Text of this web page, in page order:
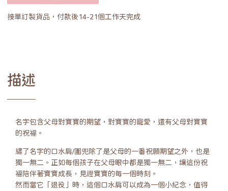
接單訂製貨品，付款後14-21個工作天完成
描述
名字包含父母對寶寶的期望，對寶寶的寵愛，還有父母對寶寶
的祝福。
繡了名字的口水肩/圍兜除了是父母的一番祝願期望之外，也是
獨一無二。正如每個孩子在父母眼中都是獨一無二，讓這份祝
福陪伴著寶寶成長，見證寶寶的每一個時刻。
然而當它「退役」時，這個口水肩可以成為一個小紀念，值得